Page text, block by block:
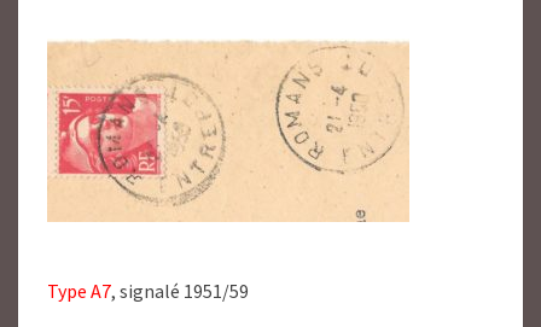
Type A7, signalé 1951/59